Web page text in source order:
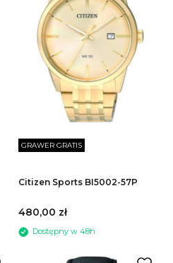
GRAWER GRATIS
Citizen Sports BI5002-57P
480,00 zł